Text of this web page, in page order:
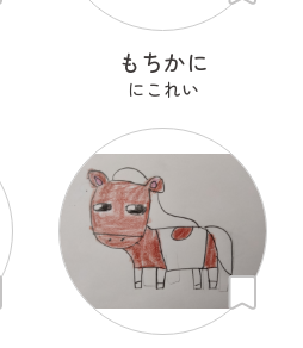
もちかに
にこれい